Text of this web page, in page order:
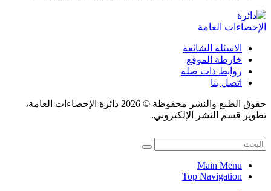
الاسئلة الشائعة
خارطة الموقع
روابط ذات صلة
اتصل بنا
حقوق الطبع والنشر محفوظة © 2026 دائرة الإحصاءات العامة،
تطوير قسم النشر الإلكتروني.
Main Menu
Top Navigation